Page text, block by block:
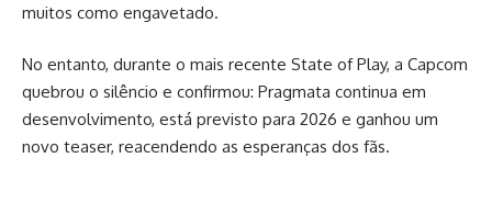
muitos como engavetado.
No entanto, durante o mais recente State of Play, a Capcom
quebrou o silêncio e confirmou: Pragmata continua em
desenvolvimento, está previsto para 2026 e ganhou um
novo teaser, reacendendo as esperanças dos fãs.